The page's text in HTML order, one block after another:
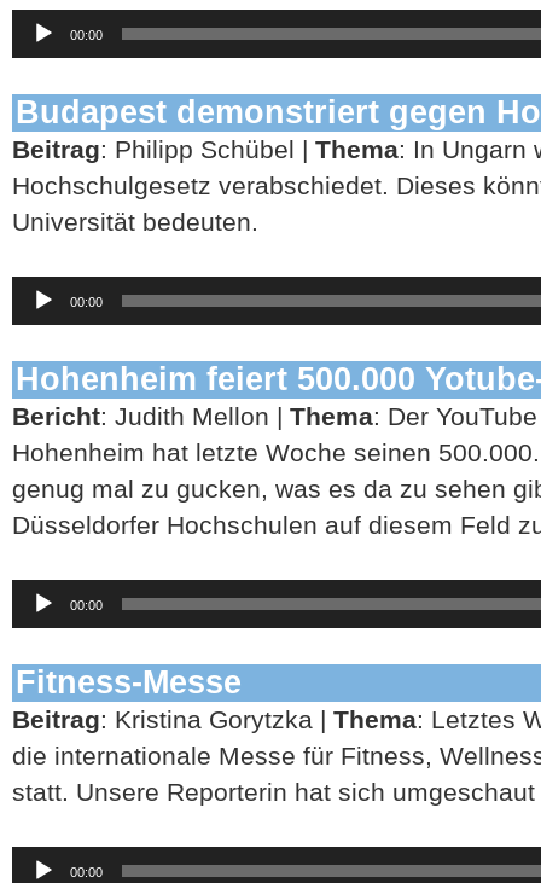
Audio-
Player
00:00
Budapest demonstriert gegen
Beitrag: Philipp Schübel | Thema: In Ungarn
Hochschulgesetz verabschiedet. Dieses
Universität bedeuten.
Audio-
Player
00:00
Hohenheim feiert 500.000
Bericht: Judith Mellon | Thema: Der
Hohenheim hat letzte Woche seinen
genug mal zu gucken, was es da zu sehen
Düsseldorfer Hochschulen auf diesem Feld
Audio-
Player
00:00
Fitness-Messe
Beitrag: Kristina Gorytzka | Thema: Letztes
die internationale Messe für Fitness,
statt. Unsere Reporterin hat sich
Audio-
Player
00:00